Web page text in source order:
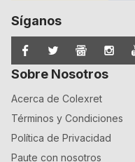
Síganos
Sobre Nosotros
Acerca de Colexret
Términos y Condiciones
Política de Privacidad
Paute con nosotros